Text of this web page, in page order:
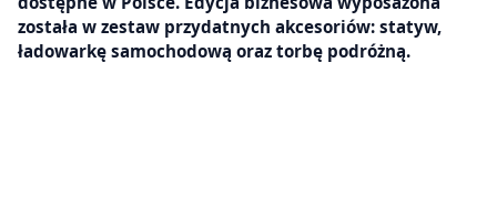
została w zestaw przydatnych akcesoriów: statyw,
ładowarkę samochodową oraz torbę podróżną.